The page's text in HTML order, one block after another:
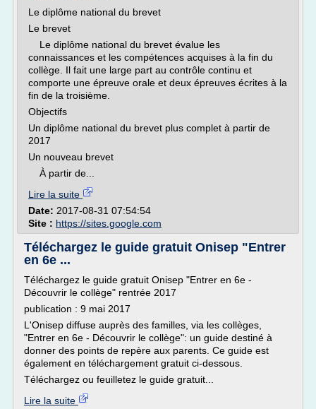
Le diplôme national du brevet
Le brevet
Le diplôme national du brevet évalue les
connaissances et les compétences acquises à la fin du
collège. Il fait une large part au contrôle continu et
comporte une épreuve orale et deux épreuves écrites à la
fin de la troisième.
Objectifs
Un diplôme national du brevet plus complet à partir de
2017
Un nouveau brevet
À partir de...
Lire la suite
Date: 2017-08-31 07:54:54
Site : https://sites.google.com
Téléchargez le guide gratuit Onisep "Entrer
en 6e ...
Téléchargez le guide gratuit Onisep "Entrer en 6e -
Découvrir le collège" rentrée 2017
publication : 9 mai 2017
L'Onisep diffuse auprès des familles, via les collèges,
"Entrer en 6e - Découvrir le collège": un guide destiné à
donner des points de repère aux parents. Ce guide est
également en téléchargement gratuit ci-dessous.
Téléchargez ou feuilletez le guide gratuit...
Lire la suite